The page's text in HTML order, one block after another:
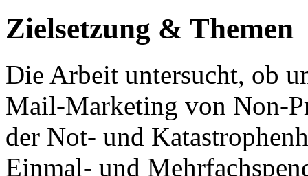
Zielsetzung & Themen
Die Arbeit untersucht, ob
Mail-Marketing von Non-
der Not- und
Einmal- und